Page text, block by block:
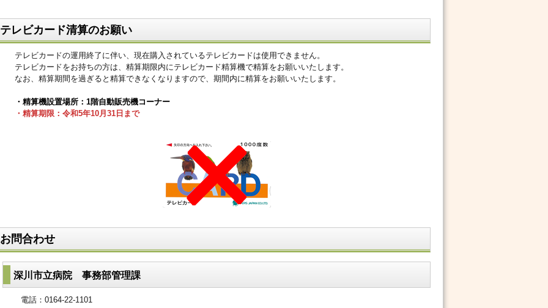
テレビカード清算のお願い
テレビカードの運用終了に伴い、現在購入されているテレビカードは使用できません。
テレビカードをお持ちの方は、精算期限内にテレビカード精算機で精算をお願いいたします。
なお、精算期間を過ぎると精算できなくなりますので、期間内に精算をお願いいたします。
・精算機設置場所：1階自動販売機コーナー
・精算期限：令和5年10月31日まで
お問合わせ
深川市立病院 事務部管理課
電話：0164-22-1101